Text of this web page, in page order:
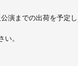
演までの出荷を予定し
。